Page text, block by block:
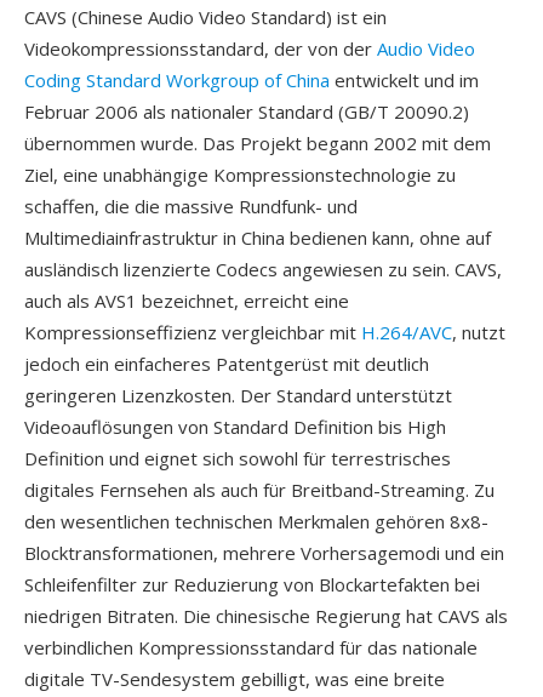
CAVS (Chinese Audio Video Standard) ist ein
Videokompressionsstandard, der von der Audio Video
Coding Standard Workgroup of China entwickelt und im
Februar 2006 als nationaler Standard (GB/T 20090.2)
übernommen wurde. Das Projekt begann 2002 mit dem
Ziel, eine unabhängige Kompressionstechnologie zu
schaffen, die die massive Rundfunk- und
Multimediainfrastruktur in China bedienen kann, ohne auf
ausländisch lizenzierte Codecs angewiesen zu sein. CAVS,
auch als AVS1 bezeichnet, erreicht eine
Kompressionseffizienz vergleichbar mit H.264/AVC, nutzt
jedoch ein einfacheres Patentgerüst mit deutlich
geringeren Lizenzkosten. Der Standard unterstützt
Videoauflösungen von Standard Definition bis High
Definition und eignet sich sowohl für terrestrisches
digitales Fernsehen als auch für Breitband-Streaming. Zu
den wesentlichen technischen Merkmalen gehören 8x8-
Blocktransformationen, mehrere Vorhersagemodi und ein
Schleifenfilter zur Reduzierung von Blockartefakten bei
niedrigen Bitraten. Die chinesische Regierung hat CAVS als
verbindlichen Kompressionsstandard für das nationale
digitale TV-Sendesystem gebilligt, was eine breite